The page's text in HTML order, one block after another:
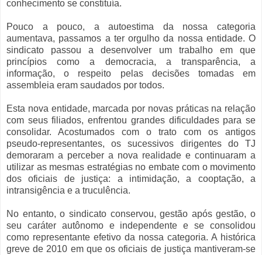
conhecimento se constituía.
Pouco a pouco, a autoestima da nossa categoria
aumentava, passamos a ter orgulho da nossa entidade. O
sindicato passou a desenvolver um trabalho em que
princípios como a democracia, a transparência, a
informação, o respeito pelas decisões tomadas em
assembleia eram saudados por todos.
Esta nova entidade, marcada por novas práticas na relação
com seus filiados, enfrentou grandes dificuldades para se
consolidar. Acostumados com o trato com os antigos
pseudo-representantes, os sucessivos dirigentes do TJ
demoraram a perceber a nova realidade e continuaram a
utilizar as mesmas estratégias no embate com o movimento
dos oficiais de justiça: a intimidação, a cooptação, a
intransigência e a truculência.
No entanto, o sindicato conservou, gestão após gestão, o
seu caráter autônomo e independente e se consolidou
como representante efetivo da nossa categoria. A histórica
greve de 2010 em que os oficiais de justiça mantiveram-se